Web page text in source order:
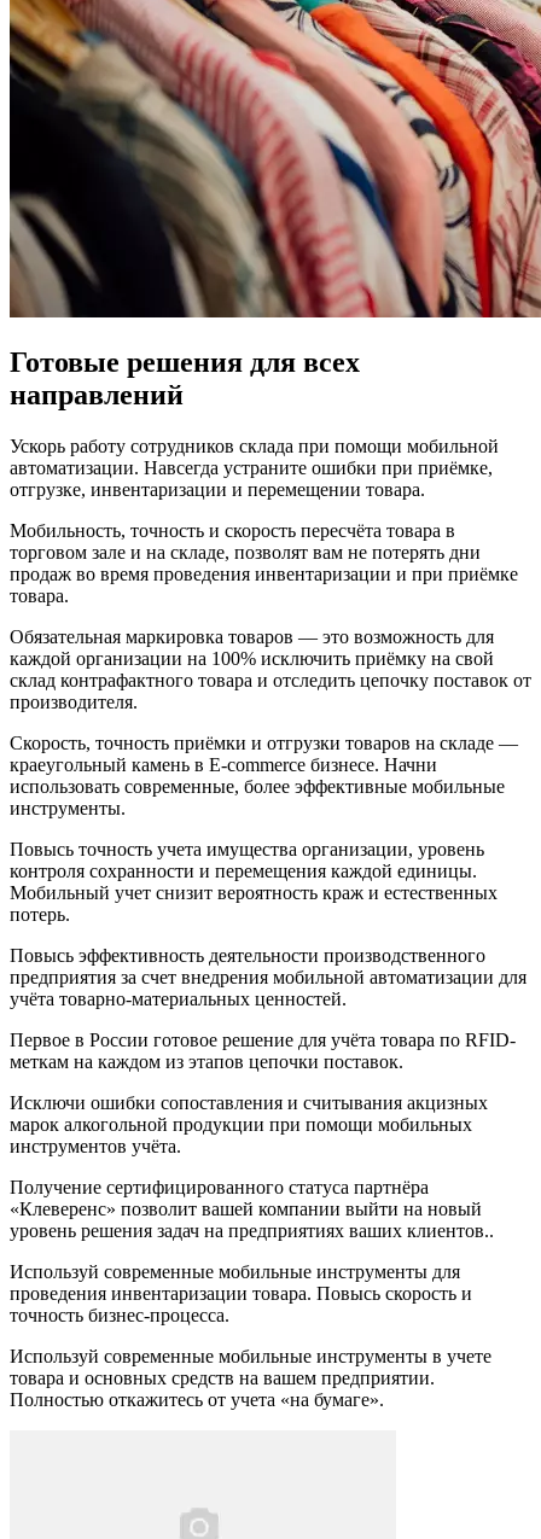
Готовые решения для всех
направлений
Ускорь работу сотрудников склада при помощи мобильной
автоматизации. Навсегда устраните ошибки при приёмке,
отгрузке, инвентаризации и перемещении товара.
Мобильность, точность и скорость пересчёта товара в
торговом зале и на складе, позволят вам не потерять дни
продаж во время проведения инвентаризации и при приёмке
товара.
Обязательная маркировка товаров — это возможность для
каждой организации на 100% исключить приёмку на свой
склад контрафактного товара и отследить цепочку поставок от
производителя.
Скорость, точность приёмки и отгрузки товаров на складе —
краеугольный камень в E-commerce бизнесе. Начни
использовать современные, более эффективные мобильные
инструменты.
Повысь точность учета имущества организации, уровень
контроля сохранности и перемещения каждой единицы.
Мобильный учет снизит вероятность краж и естественных
потерь.
Повысь эффективность деятельности производственного
предприятия за счет внедрения мобильной автоматизации для
учёта товарно-материальных ценностей.
Первое в России готовое решение для учёта товара по RFID-
меткам на каждом из этапов цепочки поставок.
Исключи ошибки сопоставления и считывания акцизных
марок алкогольной продукции при помощи мобильных
инструментов учёта.
Получение сертифицированного статуса партнёра
«Клеверенс» позволит вашей компании выйти на новый
уровень решения задач на предприятиях ваших клиентов..
Используй современные мобильные инструменты для
проведения инвентаризации товара. Повысь скорость и
точность бизнес-процесса.
Используй современные мобильные инструменты в учете
товара и основных средств на вашем предприятии.
Полностью откажитесь от учета «на бумаге».